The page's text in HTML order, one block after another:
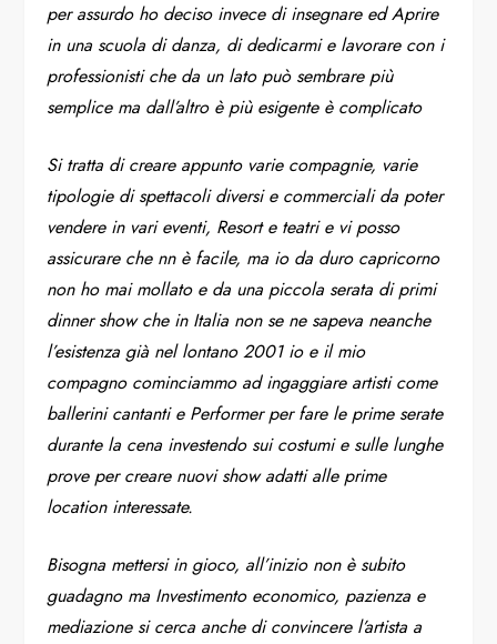
per assurdo ho deciso invece di insegnare ed Aprire
in una scuola di danza, di dedicarmi e lavorare con i
professionisti che da un lato può sembrare più
semplice ma dall’altro è più esigente è complicato
Si tratta di creare appunto varie compagnie, varie
tipologie di spettacoli diversi e commerciali da poter
vendere in vari eventi, Resort e teatri e vi posso
assicurare che nn è facile, ma io da duro capricorno
non ho mai mollato e da una piccola serata di primi
dinner show che in Italia non se ne sapeva neanche
l’esistenza già nel lontano 2001 io e il mio
compagno cominciammo ad ingaggiare artisti come
ballerini cantanti e Performer per fare le prime serate
durante la cena investendo sui costumi e sulle lunghe
prove per creare nuovi show adatti alle prime
location interessate.
Bisogna mettersi in gioco, all’inizio non è subito
guadagno ma Investimento economico, pazienza e
mediazione si cerca anche di convincere l’artista a